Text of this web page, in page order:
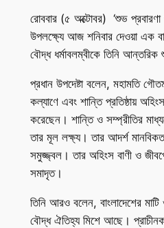
রোববার (৫ অক্টোবর) ‘শুভ প্রবারণা
উপলক্ষ্যে আজ শনিবার দেওয়া এক
বৌদ্ধ ধর্মাবলম্বীকে তিনি আন্তরিক
প্রধান উপদেষ্টা বলেন, মহামতি
কল্যাণে এবং শান্তি প্রতিষ্ঠায়
করেছেন। শান্তি ও সম্প্রীতির
তার মূল লক্ষ্য। তার আদর্শ
সমুজ্জ্বল। তার অহিংস বাণী ও
সমাদৃত।
তিনি আরও বলেন, বাংলাদেশের
বৌদ্ধ ঐতিহ্য মিশে আছে।